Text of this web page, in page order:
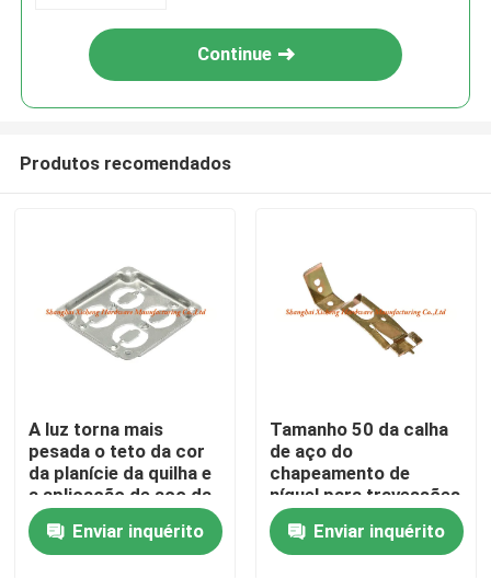
Casa
Continue
Produtos recomendados
A luz torna mais
pesada o teto da cor
da planície da quilha e
a aplicação de aço da
parede
Enviar inquérito
Tamanho 50 da calha
de aço do
chapeamento de
níquel para travessões
do material de aço
galvanizadoEnviar inquérito